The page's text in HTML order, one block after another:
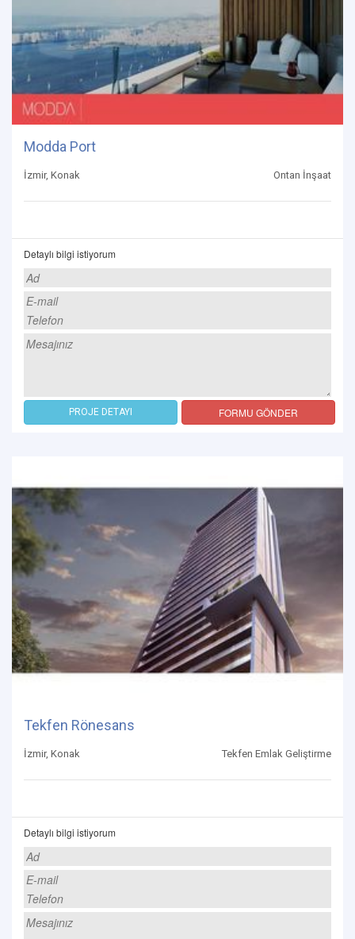
Modda Port
İzmir, Konak Ontan İnşaat
Detaylı bilgi istiyorum
PROJE DETAYI FORMU GÖNDER
Tekfen Rönesans
İzmir, Konak Tekfen Emlak Geliştirme
Detaylı bilgi istiyorum